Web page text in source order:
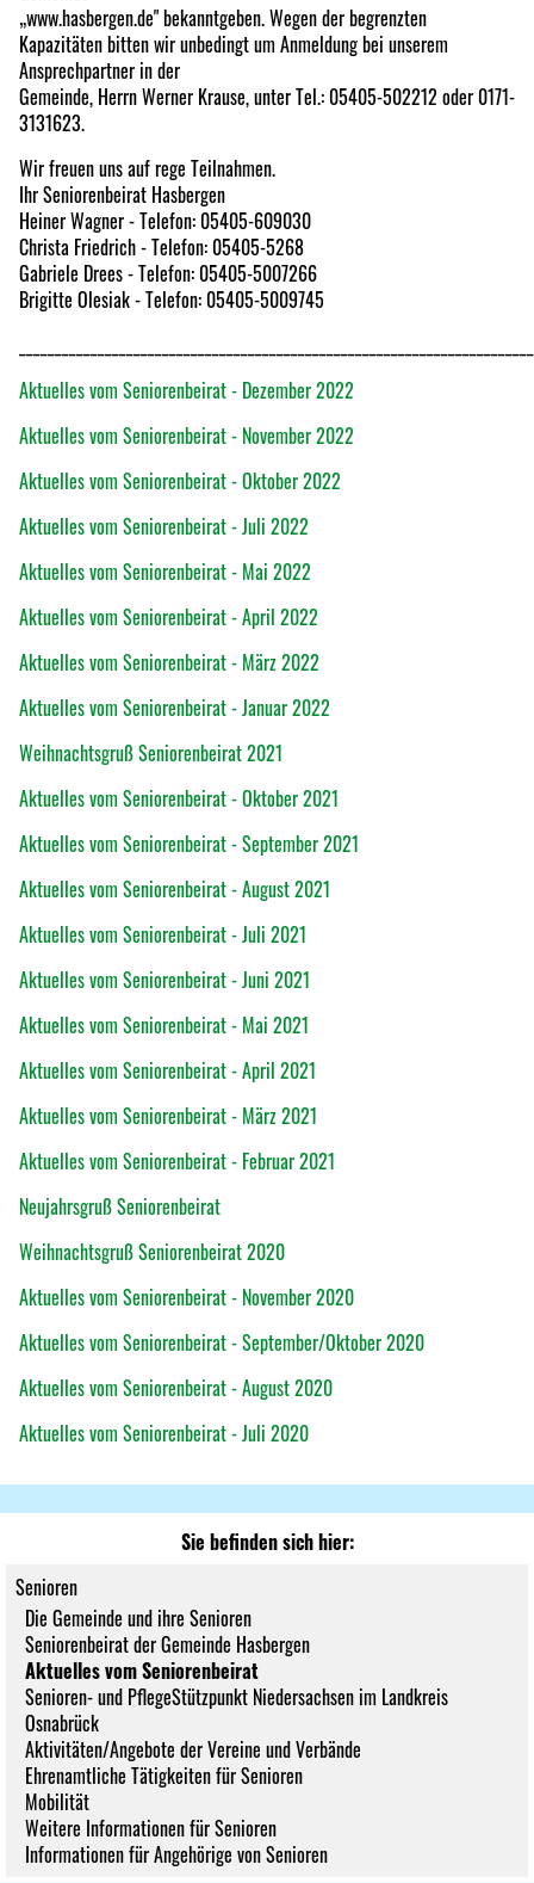
„www.hasbergen.de" bekanntgeben. Wegen der begrenzten
Kapazitäten bitten wir unbedingt um Anmeldung bei unserem
Ansprechpartner in der
Gemeinde, Herrn Werner Krause, unter Tel.: 05405-502212 oder 0171-
3131623.
Wir freuen uns auf rege Teilnahmen.
Ihr Seniorenbeirat Hasbergen
Heiner Wagner - Telefon: 05405-609030
Christa Friedrich - Telefon: 05405-5268
Gabriele Drees - Telefon: 05405-5007266
Brigitte Olesiak - Telefon: 05405-5009745
Aktuelles vom Seniorenbeirat - Dezember 2022
Aktuelles vom Seniorenbeirat - November 2022
Aktuelles vom Seniorenbeirat - Oktober 2022
Aktuelles vom Seniorenbeirat - Juli 2022
Aktuelles vom Seniorenbeirat - Mai 2022
Aktuelles vom Seniorenbeirat - April 2022
Aktuelles vom Seniorenbeirat - März 2022
Aktuelles vom Seniorenbeirat - Januar 2022
Weihnachtsgruß Seniorenbeirat 2021
Aktuelles vom Seniorenbeirat - Oktober 2021
Aktuelles vom Seniorenbeirat - September 2021
Aktuelles vom Seniorenbeirat - August 2021
Aktuelles vom Seniorenbeirat - Juli 2021
Aktuelles vom Seniorenbeirat - Juni 2021
Aktuelles vom Seniorenbeirat - Mai 2021
Aktuelles vom Seniorenbeirat - April 2021
Aktuelles vom Seniorenbeirat - März 2021
Aktuelles vom Seniorenbeirat - Februar 2021
Neujahrsgruß Seniorenbeirat
Weihnachtsgruß Seniorenbeirat 2020
Aktuelles vom Seniorenbeirat - November 2020
Aktuelles vom Seniorenbeirat - September/Oktober 2020
Aktuelles vom Seniorenbeirat - August 2020
Aktuelles vom Seniorenbeirat - Juli 2020
Sie befinden sich hier:
Senioren
Die Gemeinde und ihre Senioren
Seniorenbeirat der Gemeinde Hasbergen
Aktuelles vom Seniorenbeirat
Senioren- und PflegeStützpunkt Niedersachsen im Landkreis
Osnabrück
Aktivitäten/Angebote der Vereine und Verbände
Ehrenamtliche Tätigkeiten für Senioren
Mobilität
Weitere Informationen für Senioren
Informationen für Angehörige von Senioren